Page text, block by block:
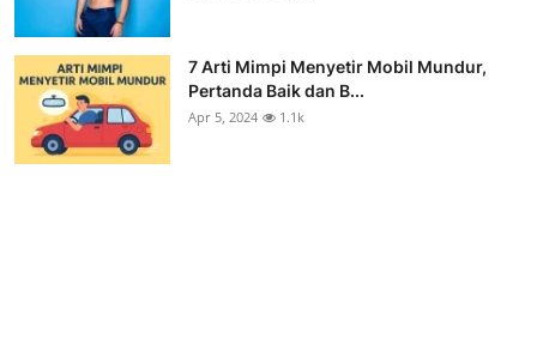
7 Arti Mimpi Menyetir Mobil Mundur,
Pertanda Baik dan B...
Apr 5, 2024 1.1k